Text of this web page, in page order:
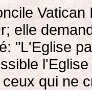
elle
"L'Eglise
qui ne